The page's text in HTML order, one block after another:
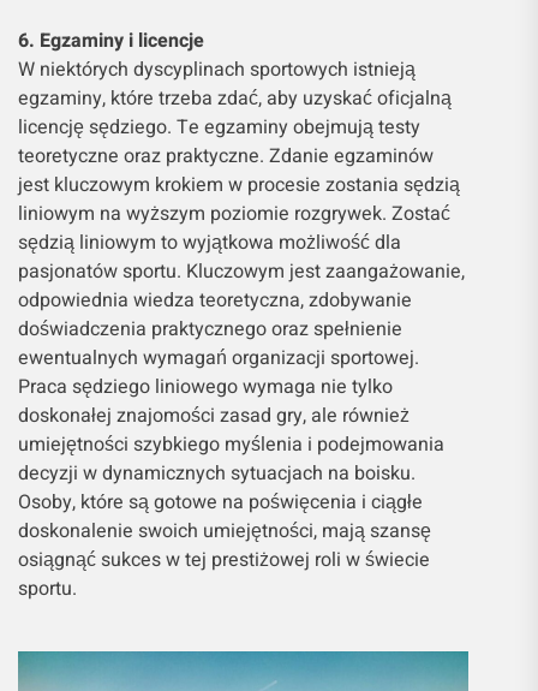
6. Egzaminy i licencje
W niektórych dyscyplinach sportowych istnieją
egzaminy, które trzeba zdać, aby uzyskać oficjalną
licencję sędziego. Te egzaminy obejmują testy
teoretyczne oraz praktyczne. Zdanie egzaminów
jest kluczowym krokiem w procesie zostania sędzią
liniowym na wyższym poziomie rozgrywek. Zostać
sędzią liniowym to wyjątkowa możliwość dla
pasjonatów sportu. Kluczowym jest zaangażowanie,
odpowiednia wiedza teoretyczna, zdobywanie
doświadczenia praktycznego oraz spełnienie
ewentualnych wymagań organizacji sportowej.
Praca sędziego liniowego wymaga nie tylko
doskonałej znajomości zasad gry, ale również
umiejętności szybkiego myślenia i podejmowania
decyzji w dynamicznych sytuacjach na boisku.
Osoby, które są gotowe na poświęcenia i ciągłe
doskonalenie swoich umiejętności, mają szansę
osiągnąć sukces w tej prestiżowej roli w świecie
sportu.